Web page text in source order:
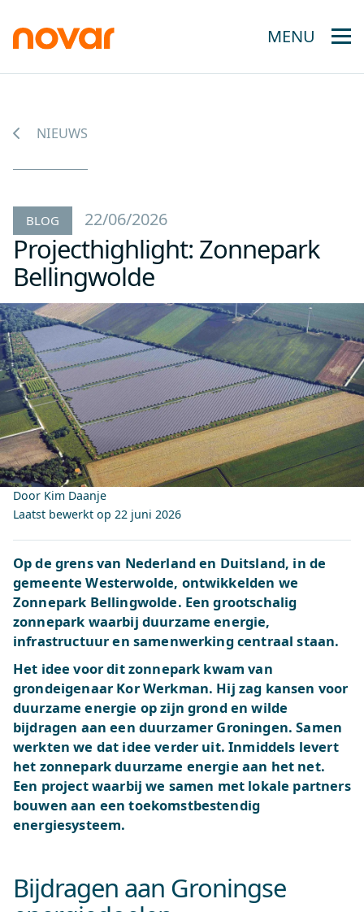
MENU
NIEUWS
BLOG 22/06/2026
Projecthighlight: Zonnepark
Bellingwolde
Door Kim Daanje
Laatst bewerkt op 22 juni 2026
Op de grens van Nederland en Duitsland, in de
gemeente Westerwolde, ontwikkelden we
Zonnepark Bellingwolde. Een grootschalig
zonnepark waarbij duurzame energie,
infrastructuur en samenwerking centraal staan.
Het idee voor dit zonnepark kwam van
grondeigenaar Kor Werkman. Hij zag kansen voor
duurzame energie op zijn grond en wilde
bijdragen aan een duurzamer Groningen. Samen
werkten we dat idee verder uit. Inmiddels levert
het zonnepark duurzame energie aan het net.
Een project waarbij we samen met lokale partners
bouwen aan een toekomstbestendig
energiesysteem.
Bijdragen aan Groningse